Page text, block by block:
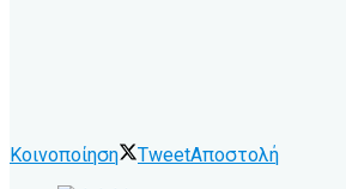
Κοινοποίηση TweetΑποστολή